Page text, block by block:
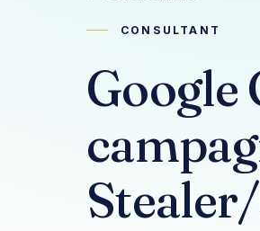
CONSULTANT
Google